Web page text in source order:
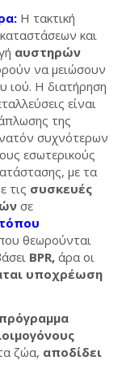
Η τακτική
και
αυστηρών
να μειώσουν
ιού. Η διατήρηση
είναι
της
συχνότερων
εσωτερικούς
με τα
τις συσκευές
σε
θεωρούνται
BPR, άρα οι
υποχρέωση
ζώα, αποδίδει